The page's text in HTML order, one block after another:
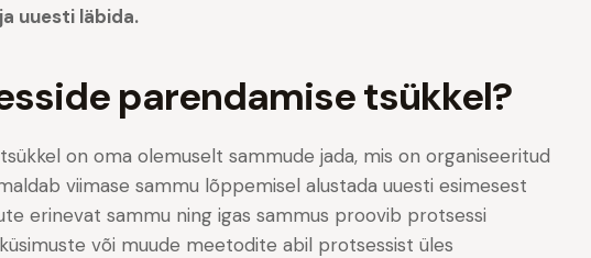
uuesti läbida.
parendamise tsükkel?
on oma olemuselt sammude jada, mis on organiseeritud
viimase sammu lõppemisel alustada uuesti esimesest
erinevat sammu ning igas sammus proovib protsessi
või muude meetodite abil protsessist üles